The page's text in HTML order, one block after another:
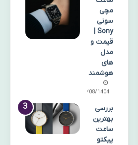
مچی
سونی
Sony |
قیمت و
مدل
های
هوشمند
15/08/1404
بررسی
بهترین
ساعت
پیکتو